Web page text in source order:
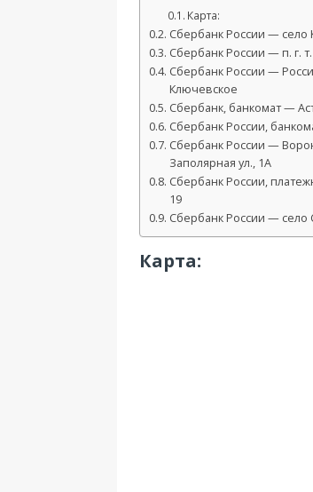
Карта:
Сбербанк России — село
Сбербанк России — п. г.
Сбербанк России —
Ключевское
Сбербанк, банкомат —
Сбербанк России,
Сбербанк России —
Заполярная ул., 1А
Сбербанк России,
19
Сбербанк России — село
Карта: